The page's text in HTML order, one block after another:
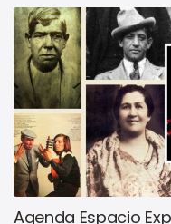
Agenda Espacio